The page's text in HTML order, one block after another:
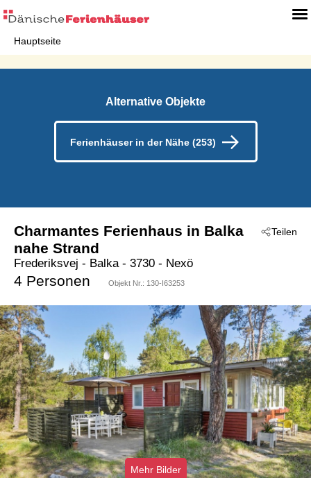
Hauptseite
Alternative Objekte
Ferienhäuser in der Nähe (253)
Teilen
Charmantes Ferienhaus in Balka
nahe Strand
Frederiksvej - Balka - 3730 - Nexö
4 Personen Objekt Nr.: 130-I63253
Mehr Bilder